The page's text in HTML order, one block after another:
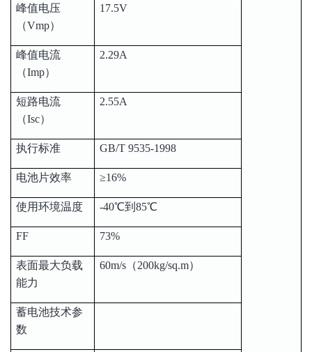
峰值电压
（Vmp）
17.5V
峰值电流
（Imp）
2.29A
短路电流
（Isc）
2.55A
执行标准 GB/T 9535-1998
电池片效率 ≥16%
使用环境温度 -40℃到85℃
FF 73%
表面最大负载
能力
60m/s（200kg/sq.m）
蓄电池技术参
数